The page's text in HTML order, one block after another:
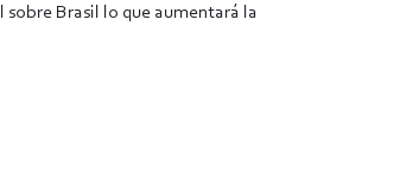
Brasil lo que aumentará la